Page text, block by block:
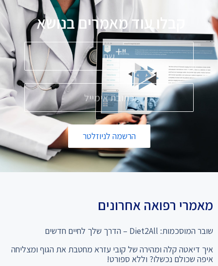
קבלו עוד מאמרים בנושאפ
הרשמה לניוזלטר
מאמרי רפואה אחרונים
שובר המוסכמות: Diet2All – הדרך שלך לחיים חדשים
איך דיאטה קלה ומהירה של קובי עזרא מחטבת את הגוף ומצליחה
איפה שכולם נכשלו? וללא ספורט!